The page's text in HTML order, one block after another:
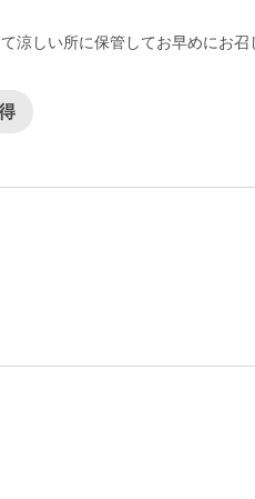
涼しい所に保管してお早めにお召